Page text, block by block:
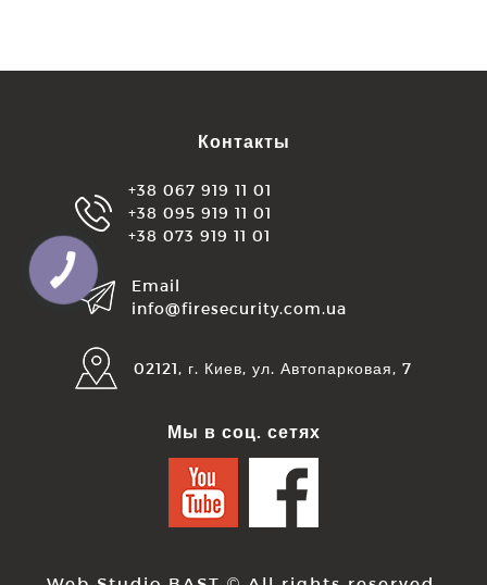
Контакты
+38 067 919 11 01
+38 095 919 11 01
+38 073 919 11 01
Email
info@firesecurity.com.ua
02121, г. Киев, ул. Автопарковая, 7
Мы в соц. сетях